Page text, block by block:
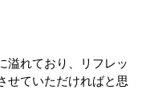
溢れており、リフレッ
せていただければと思